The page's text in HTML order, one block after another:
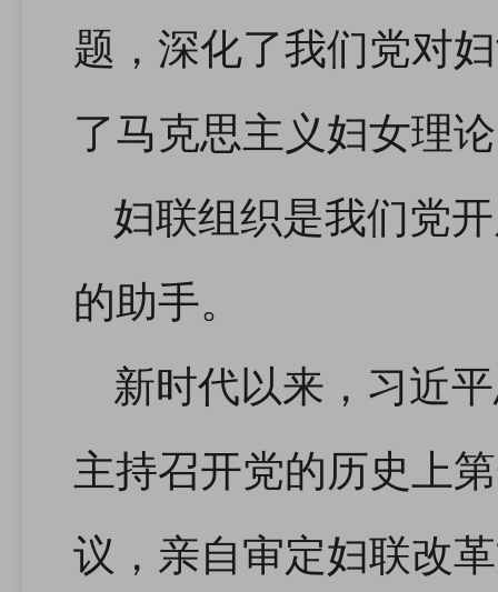
题，深化了我们党对
了马克思主义妇女理
妇联组织是我们党
的助手。
新时代以来，习近
主持召开党的历史上
议，亲自审定妇联改